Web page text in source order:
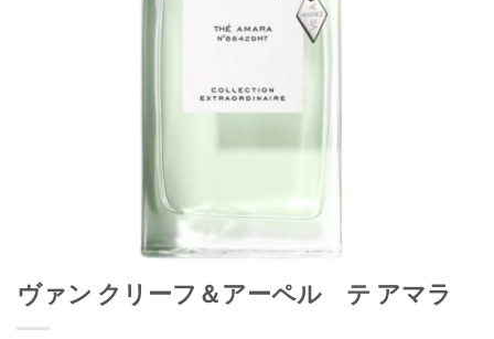
ヴァン クリーフ＆アーペル テ アマラ